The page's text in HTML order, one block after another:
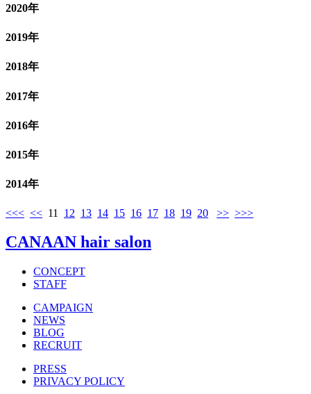
2020年
2019年
2018年
2017年
2016年
2015年
2014年
<<< << 11 12 13 14 15 16 17 18 19 20 >> >>>
CANAAN hair salon
CONCEPT
STAFF
CAMPAIGN
NEWS
BLOG
RECRUIT
PRESS
PRIVACY POLICY